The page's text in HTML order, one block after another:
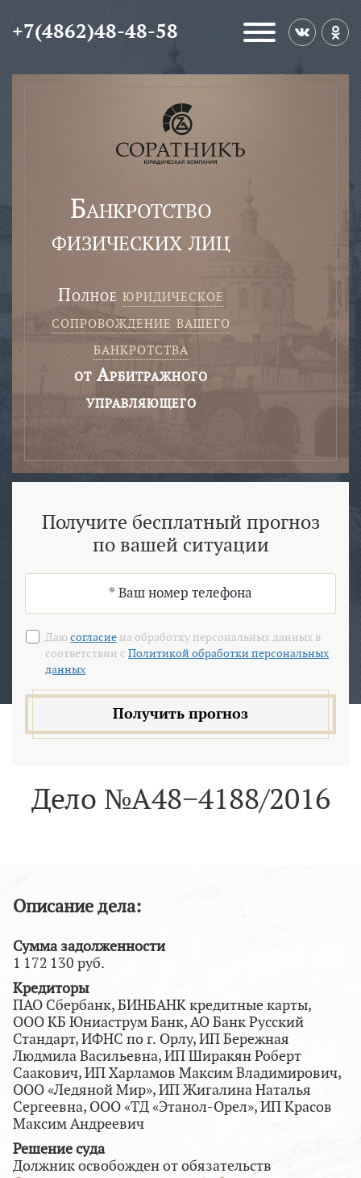
+7(4862)48-48-58
Банкротство
физических лиц
полное юридическое
сопровождение вашего
банкротства
от Арбитражного
управляющего
Получите бесплатный прогноз
по вашей ситуации
Даю согласиена обработку персональных данных в
соответствии с Политикой обработки персональных
данных
Получить прогноз
Дело №А48−4188/2016
Описание дела:
Сумма задолженности
1 172 130 руб.
Кредиторы
ПАО Сбербанк, БИНБАНК кредитные карты,
ООО КБ Юниаструм Банк, АО Банк Русский
Стандарт, ИФНС по г. Орлу, ИП Бережная
Людмила Васильевна, ИП Ширакян Роберт
Саакович, ИП Харламов Максим Владимирович,
ООО «Ледяной Мир», ИП Жигалина Наталья
Сергеевна, ООО «ТД «Этанол-Орел», ИП Красов
Максим Андреевич
Решение суда
Должник освобожден от обязательств